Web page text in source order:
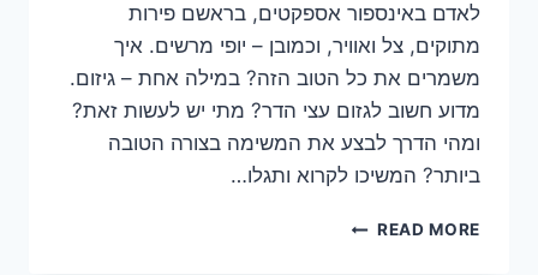
לאדם באינספור אספקטים, בראשם פירות
מתוקים, צל ואוויר, וכמובן – יופי מרשים. איך
משמרים את כל הטוב הזה? במילה אחת – גיזום.
מדוע חשוב לגזום עצי הדר? מתי יש לעשות זאת?
ומהי הדרך לבצע את המשימה בצורה הטובה
ביותר? המשיכו לקרוא ותגלו…
READ MOREגיזום